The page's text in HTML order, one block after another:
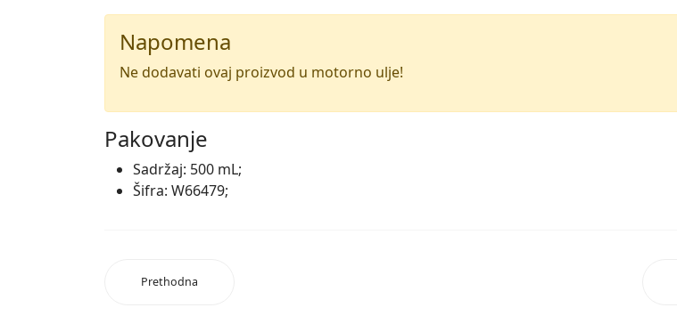
Napomena
Ne dodavati ovaj proizvod u motorno ulje!
Pakovanje
Sadržaj: 500 mL;
Šifra: W66479;
Prethodna